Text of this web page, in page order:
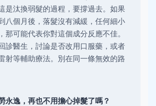
是汰換弱髮的過程，要撐過去。如果
八個月後，落髮沒有減緩，任何細小
那可能代表你對這個成分反應不佳。
診醫生，討論是否改用口服藥，或者
射等輔助療法。別在同一條無效的路
永逸，再也不用擔心掉髮了嗎？